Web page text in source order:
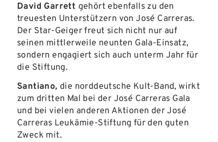
David Garrett gehört ebenfalls zu den
treuesten Unterstützern von José Carreras.
Der Star-Geiger freut sich nicht nur auf
seinen mittlerweile neunten Gala-Einsatz,
sondern engagiert sich auch unterm Jahr für
die Stiftung.
Santiano, die norddeutsche Kult-Band, wirkt
zum dritten Mal bei der José Carreras Gala
und bei vielen anderen Aktionen der José
Carreras Leukämie-Stiftung für den guten
Zweck mit.